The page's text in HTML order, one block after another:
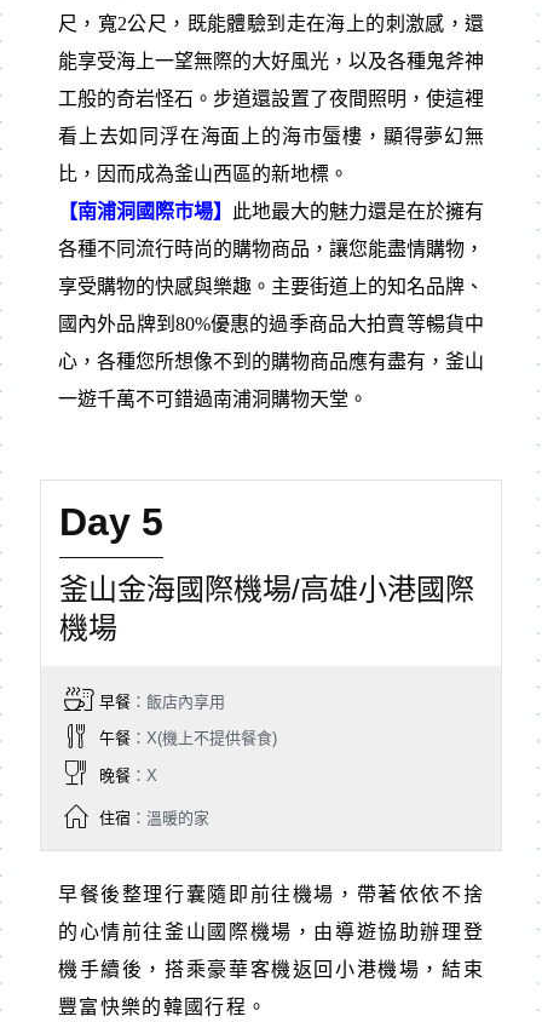
尺，寬2公尺，既能體驗到走在海上的刺激感，還
能享受海上一望無際的大好風光，以及各種鬼斧神
工般的奇岩怪石。步道還設置了夜間照明，使這裡
看上去如同浮在海面上的海市蜃樓，顯得夢幻無
比，因而成為釜山西區的新地標。
【南浦洞國際市場】
此地最⼤的魅力還是在於擁有
各種不同流行時尚的購物商品，讓您能盡情購物，
享受購物的快感與樂趣。主要街道上的知名品牌、
國內外品牌到80%優惠的過季商品⼤拍賣等暢貨中
⼼，各種您所想像不到的購物商品應有盡有，釜⼭
⼀遊千萬不可錯過南浦洞購物天堂。
Day 5
釜山金海國際機場/高雄小港國際
機場
早餐：飯店內享用
午餐：X(機上不提供餐食)
晚餐：X
住宿：溫暖的家
早餐後整理行囊隨即前往機場，帶著依依不捨
的心情前往釜山國際機場，由導遊協助辦理登
機手續後，搭乘豪華客機返回小港機場，結束
豐富快樂的韓國行程。